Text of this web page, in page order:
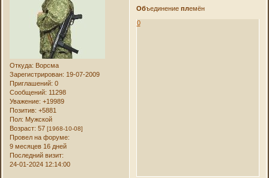
Откуда: Ворсма
Зарегистрирован: 19-07-2009
Приглашений: 0
Сообщений: 11298
Уважение: +19989
Позитив: +5881
Пол: Мужской
Возраст: 57[1968-10-08]
Провел на форуме:
9 месяцев 16 дней
Последний визит:
24-01-2024 12:14:00
Объединение племён
0